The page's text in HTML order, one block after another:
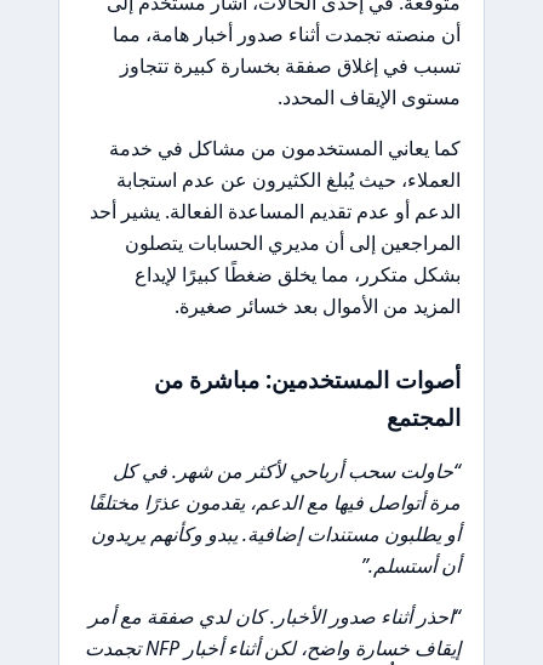
أن منصته تجمدت أثناء صدور أخبار هامة، مما
تسبب في إغلاق صفقة بخسارة كبيرة تتجاوز
مستوى الإيقاف المحدد.
كما يعاني المستخدمون من مشاكل في خدمة
العملاء، حيث يُبلغ الكثيرون عن عدم استجابة
الدعم أو عدم تقديم المساعدة الفعالة. يشير أحد
المراجعين إلى أن مديري الحسابات يتصلون
بشكل متكرر، مما يخلق ضغطًا كبيرًا لإيداع
المزيد من الأموال بعد خسائر صغيرة.
أصوات المستخدمين: مباشرة من
المجتمع
“حاولت سحب أرباحي لأكثر من شهر. في كل
مرة أتواصل فيها مع الدعم، يقدمون عذرًا مختلفًا
أو يطلبون مستندات إضافية. يبدو وكأنهم يريدون
أن أستسلم.”
“احذر أثناء صدور الأخبار. كان لدي صفقة مع أمر
إيقاف خسارة واضح، لكن أثناء أخبار NFP تجمدت